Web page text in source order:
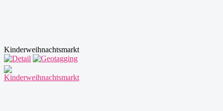
Kinderweihnachtsmarkt